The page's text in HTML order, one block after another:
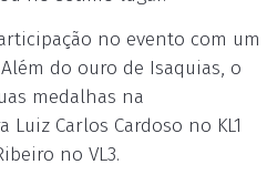
no evento com um
do ouro de Isaquias, o
medalhas na
Luiz Carlos Cardoso no KL1
no VL3.